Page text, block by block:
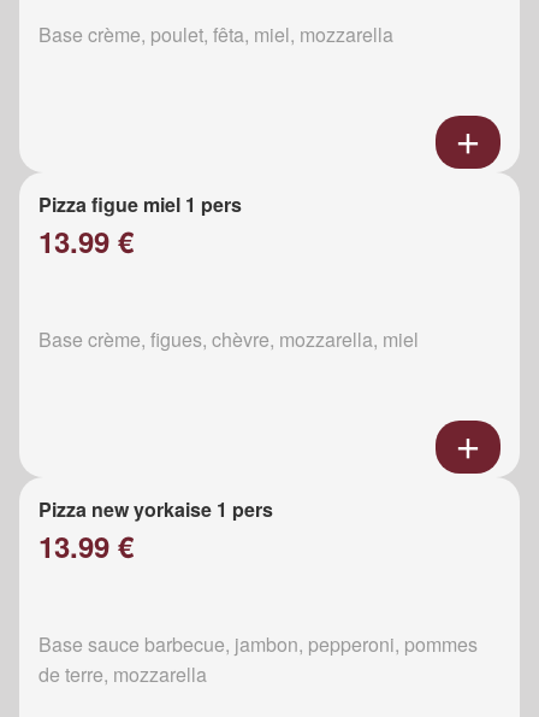
Base crème, poulet, fêta, miel, mozzarella
Pizza figue miel 1 pers
13.99 €
Base crème, figues, chèvre, mozzarella, miel
Pizza new yorkaise 1 pers
13.99 €
Base sauce barbecue, jambon, pepperoni, pommes
de terre, mozzarella